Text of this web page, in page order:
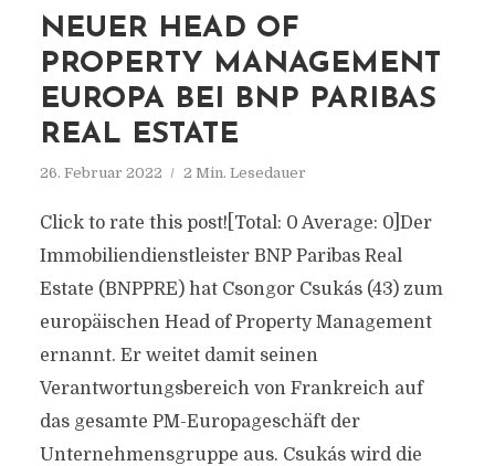
NEUER HEAD OF
PROPERTY MANAGEMENT
EUROPA BEI BNP PARIBAS
REAL ESTATE
26. Februar 2022 2 Min. Lesedauer
Click to rate this post![Total: 0 Average: 0]Der
Immobiliendienstleister BNP Paribas Real
Estate (BNPPRE) hat Csongor Csukás (43) zum
europäischen Head of Property Management
ernannt. Er weitet damit seinen
Verantwortungsbereich von Frankreich auf
das gesamte PM-Europageschäft der
Unternehmensgruppe aus. Csukás wird die